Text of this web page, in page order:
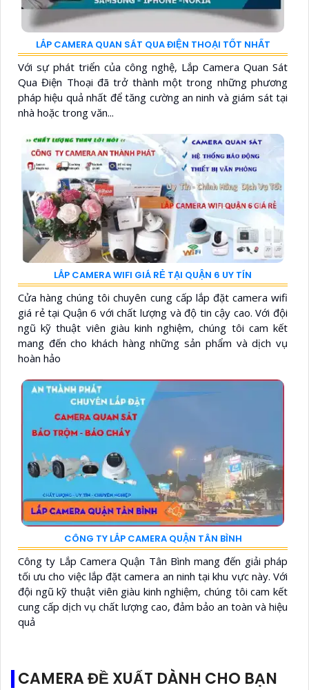
LẮP CAMERA QUAN SÁT QUA ĐIỆN THOẠI TỐT NHẤT
Với sự phát triển của công nghệ, Lắp Camera Quan Sát
Qua Điện Thoại đã trở thành một trong những phương
pháp hiệu quả nhất để tăng cường an ninh và giám sát tại
nhà hoặc trong văn...
LẮP CAMERA WIFI GIÁ RẺ TẠI QUẬN 6 UY TÍN
Cửa hàng chúng tôi chuyên cung cấp lắp đặt camera wifi
giá rẻ tại Quận 6 với chất lượng và độ tin cậy cao. Với đội
ngũ kỹ thuật viên giàu kinh nghiệm, chúng tôi cam kết
mang đến cho khách hàng những sản phẩm và dịch vụ
hoàn hảo
CÔNG TY LẮP CAMERA QUẬN TÂN BÌNH
Công ty Lắp Camera Quận Tân Bình mang đến giải pháp
tối ưu cho việc lắp đặt camera an ninh tại khu vực này. Với
đội ngũ kỹ thuật viên giàu kinh nghiệm, chúng tôi cam kết
cung cấp dịch vụ chất lượng cao, đảm bảo an toàn và hiệu
quả
CAMERA ĐỀ XUẤT DÀNH CHO BẠN